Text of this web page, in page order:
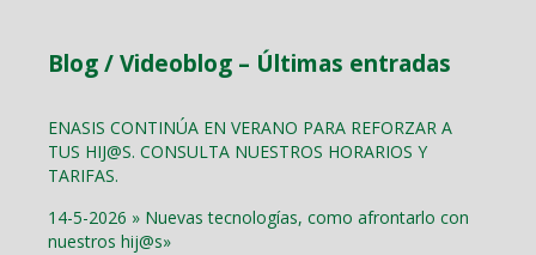
Blog / Videoblog – Últimas entradas
ENASIS CONTINÚA EN VERANO PARA REFORZAR A
TUS HIJ@S. CONSULTA NUESTROS HORARIOS Y
TARIFAS.
14-5-2026 » Nuevas tecnologías, como afrontarlo con
nuestros hij@s»